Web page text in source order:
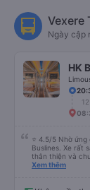
Vexere
Ngày cập
HK
⭐ 4.5/5 Nhờ
Buslines. Xe rất
thân thiện và
thể hiện trách
Xem thêm